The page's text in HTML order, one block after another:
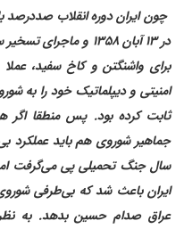
چون ایران دوره انقلاب صددرصد
در ۱۳ آبان ۱۳۵۸ و
برای واشنگتن و کاخ سفید،
امنیتی و دیپلماتیک خود را به
ثابت کرده بود. پس منطقا اگر
جماهیر شوروی هم باید عملکرد
سال جنگ تحمیلی پی می‌گرفت
ایران باعث شد که بی‌طرفی
عراق صدام حسین بدهد. به